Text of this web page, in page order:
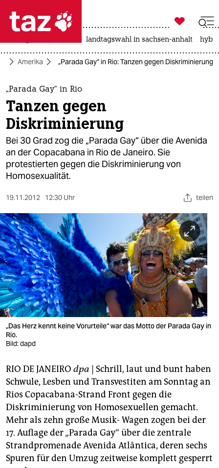
 taz zahl ich
taz zahl ich
themen
politik
öko
gesellschaft
kultur
sport
berlin
nord
wahrheit
verlag
verlag
veranstaltungen
shop
fragen & hilfe
unterstützen
abo
genossenschaft
epaper login

taz zahl ich
landtagswahl in sachsen-anhalt
Amerika „Parada Gay“ in Rio: Tanzen gegen Diskriminierung
„Parada Gay“ in Rio
Tanzen gegen
Diskriminierung
Bei 30 Grad zog die „Parada Gay“ über die Avenida
an der Copacabana in Rio de Janeiro. Sie
protestierten gegen die Diskriminierung von
Homosexualität.
19.11.2012 12:30 Uhr teilen
„Das Herz kennt keine Vorurteile“ war das Motto der Parada Gay in
Rio.
Bild: dapd
RIO DE JANEIRO dpa | Schrill, laut und bunt haben
Schwule, Lesben und Transvestiten am Sonntag an
Rios Copacabana-Strand Front gegen die
Diskriminierung von Homosexuellen gemacht.
Mehr als zehn große Musik- Wagen zogen bei der
17. Auflage der „Parada Gay“ über die zentrale
Strandpromenade Avenida Atlântica, deren sechs
Spuren für den Umzug zeitweise komplett gesperrt